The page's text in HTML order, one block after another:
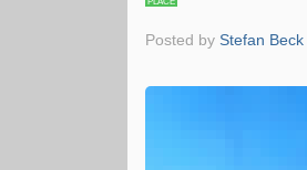
Posted byStefan Beck